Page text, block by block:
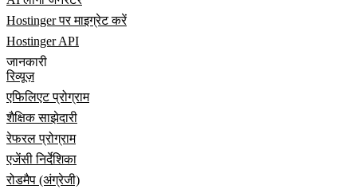
Hostinger पर माइग्रेट करें
Hostinger API
जानकारी
रिव्यूज़
एफिलिएट प्रोग्राम
शैक्षिक साझेदारी
रेफरल प्रोग्राम
एजेंसी निर्देशिका
रोडमैप (अंग्रेजी)